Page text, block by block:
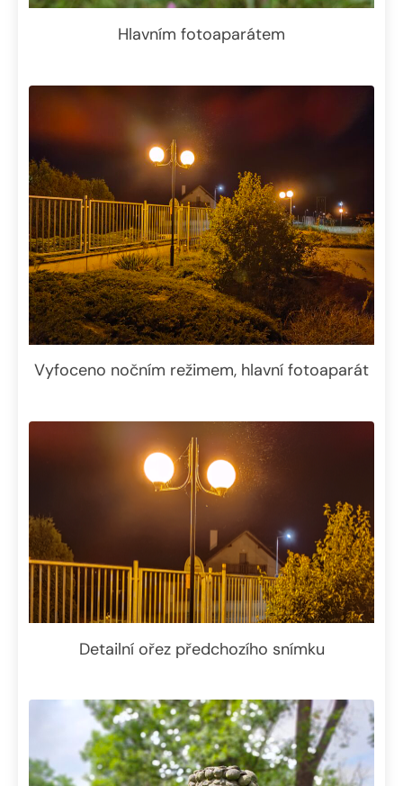
Hlavním fotoaparátem
Vyfoceno nočním režimem, hlavní fotoaparát
Detailní ořez předchozího snímku